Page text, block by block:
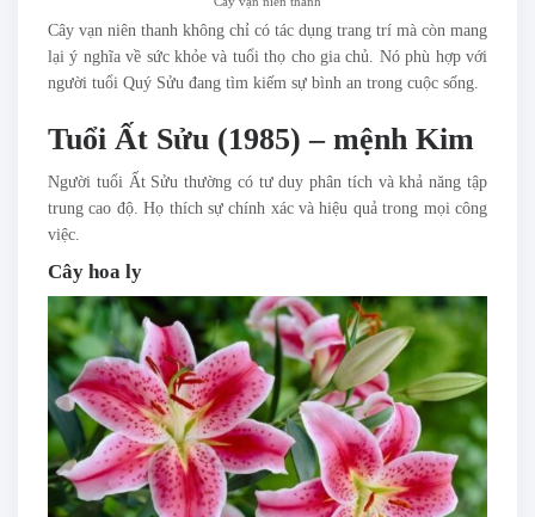
Cây vạn niên thanh không chỉ có tác dụng trang trí mà còn mang
lại ý nghĩa về sức khỏe và tuổi thọ cho gia chủ. Nó phù hợp với
người tuổi Quý Sửu đang tìm kiếm sự bình an trong cuộc sống.
Tuổi Ất Sửu (1985) – mệnh Kim
Người tuổi Ất Sửu thường có tư duy phân tích và khả năng tập
trung cao độ. Họ thích sự chính xác và hiệu quả trong mọi công
việc.
Cây hoa ly